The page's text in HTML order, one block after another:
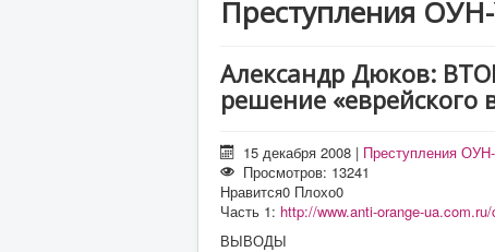
Преступления
Александр Дюков:
решение «еврейского
15 декабря 2008 | Преступления
Просмотров: 13241
Нравится0 Плохо0
Часть 1: http://www.anti-orange-
ВЫВОДЫ